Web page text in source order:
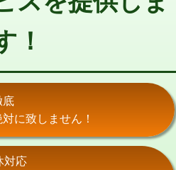
8,800円～
ッキ
13,200円+材料費
デッキ
16,500円+材料費
ップ
！
底
に致しません！
対応